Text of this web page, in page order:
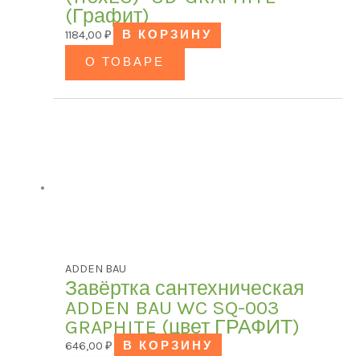
Модель
(Графит)
1184,00 ₽
В КОРЗИНУ
О ТОВАРЕ
ADDEN BAU
Завёртка сантехническая
ADDEN BAU WC SQ-003
GRAPHITE (цвет ГРАФИТ)
646,00 ₽
В КОРЗИНУ